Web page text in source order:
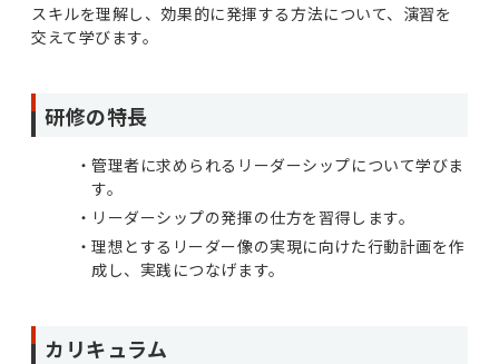
スキルを理解し、効果的に発揮する方法について、演習を
交えて学びます。
研修の特長
管理者に求められるリーダーシップについて学びま
す。
リーダーシップの発揮の仕方を習得します。
理想とするリーダー像の実現に向けた行動計画を作
成し、実践につなげます。
カリキュラム